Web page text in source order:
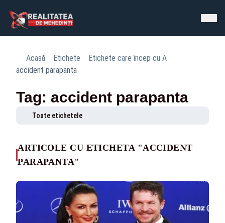
Acasă Etichete
Etichete care încep cu A
accident parapanta
Tag: accident parapanta
Toate etichetele
ARTICOLE CU ETICHETA "ACCIDENT
PARAPANTA"